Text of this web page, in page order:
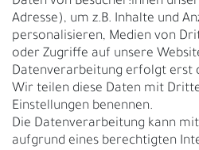
UNTERNEHMEN
Nachhaltigkeit
Kontakt
Über uns
Rückgabe
Gürtelgröße messen
Adresse), um z.B. Inhalte und
personalisieren, Medien von
oder Zugriffe auf unsere
Datenverarbeitung erfolgt erst
Wir teilen diese Daten mit
Einstellungen benennen.
Die Datenverarbeitung kann
aufgrund eines berechtigten